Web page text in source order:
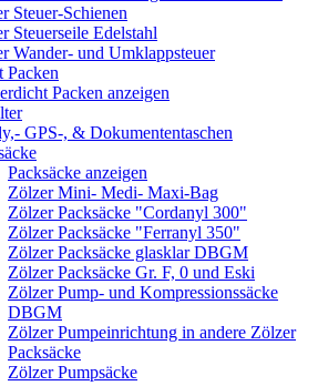
Steuer-Schienen
Steuerseile Edelstahl
Wander- und Umklappsteuer
Packen
Packen anzeigen
GPS-, & Dokumententaschen
Packsäcke anzeigen
Zölzer Mini- Medi- Maxi-Bag
Zölzer Packsäcke "Cordanyl 300"
Zölzer Packsäcke "Ferranyl 350"
Zölzer Packsäcke glasklar DBGM
Zölzer Packsäcke Gr. F, 0 und Eski
Zölzer Pump- und Kompressionssäcke
DBGM
Zölzer Pumpeinrichtung in andere Zölzer
Packsäcke
Zölzer Pumpsäcke